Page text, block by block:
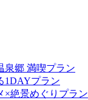
泉郷 満喫プラン
1DAYプラン
×絶景めぐりプラン